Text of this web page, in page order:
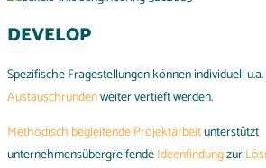
DEVELOP
Spezifische Fragestellungen können individuell
Austauschrundenweiter vertieft werden.
Methodisch begleitendeProjektarbeitunterstützt
unternehmensübergreifendeIdeenfindungzur